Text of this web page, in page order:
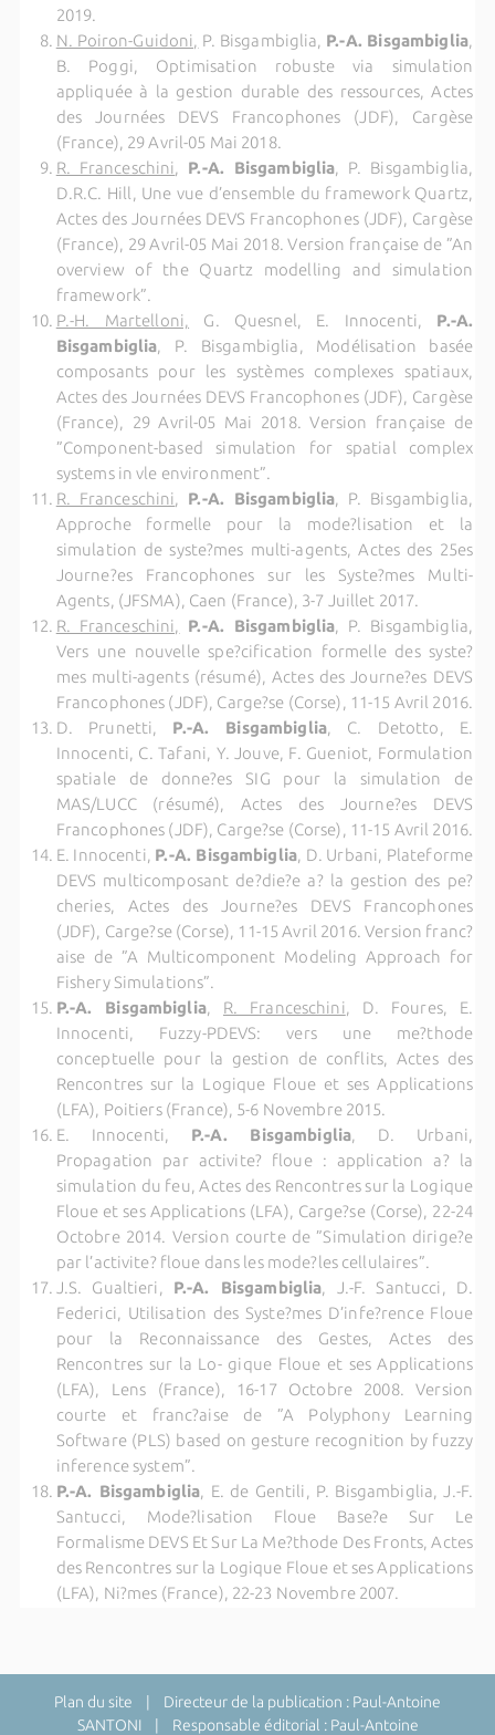
2019.
N. Poiron-Guidoni, P. Bisgambiglia, P.-A. Bisgambiglia,
B. Poggi, Optimisation robuste via simulation
appliquée à la gestion durable des ressources, Actes
des Journées DEVS Francophones (JDF), Cargèse
(France), 29 Avril-05 Mai 2018.
R. Franceschini, P.-A. Bisgambiglia, P. Bisgambiglia,
D.R.C. Hill, Une vue d’ensemble du framework Quartz,
Actes des Journées DEVS Francophones (JDF), Cargèse
(France), 29 Avril-05 Mai 2018.Version française de ”An
overview of the Quartz modelling and simulation
framework”.
P.-H. Martelloni,
G. Quesnel, E. Innocenti, P.-A.
Bisgambiglia, P. Bisgambiglia, Modélisation basée
composants pour les systèmes complexes spatiaux,
Actes des Journées DEVS Francophones (JDF), Cargèse
(France), 29 Avril-05 Mai 2018. Version française de
”Component-based simulation for spatial complex
systems in vle environment”.
R. Franceschini, P.-A. Bisgambiglia, P. Bisgambiglia,
Approche formelle pour la mode?lisation et la
simulation de syste?mes multi-agents, Actes des 25es
Journe?es Francophones sur les Syste?mes Multi-
Agents, (JFSMA), Caen (France), 3-7 Juillet 2017.
R. Franceschini,
P.-A. Bisgambiglia, P. Bisgambiglia,
Vers une nouvelle spe?cification formelle des syste?
mes multi-agents (résumé), Actes des Journe?es DEVS
Francophones (JDF), Carge?se (Corse), 11-15 Avril 2016.
D. Prunetti, P.-A. Bisgambiglia, C. Detotto, E.
Innocenti, C. Tafani, Y. Jouve, F. Gueniot, Formulation
spatiale de donne?es SIG pour la simulation de
MAS/LUCC (résumé), Actes des Journe?es DEVS
Francophones (JDF), Carge?se (Corse), 11-15 Avril 2016.
E. Innocenti, P.-A. Bisgambiglia, D. Urbani, Plateforme
DEVS multicomposant de?die?e a? la gestion des pe?
cheries, Actes des Journe?es DEVS Francophones
(JDF), Carge?se (Corse), 11-15 Avril 2016.Version franc?
aise de ”A Multicomponent Modeling Approach for
Fishery Simulations”.
P.-A. Bisgambiglia, R. Franceschini, D. Foures, E.
Innocenti, Fuzzy-PDEVS: vers une me?thode
conceptuelle pour la gestion de conflits, Actes des
Rencontres sur la Logique Floue et ses Applications
(LFA), Poitiers (France), 5-6 Novembre 2015.
E. Innocenti, P.-A. Bisgambiglia, D. Urbani,
Propagation par activite? floue : application a? la
simulation du feu, Actes des Rencontres sur la Logique
Floue et ses Applications (LFA), Carge?se (Corse), 22-24
Octobre 2014. Version courte de ”Simulation dirige?e
par l’activite? floue dans les mode?les cellulaires”.
J.S. Gualtieri, P.-A. Bisgambiglia, J.-F. Santucci, D.
Federici, Utilisation des Syste?mes D’infe?rence Floue
pour la Reconnaissance des Gestes, Actes des
Rencontres sur la Lo- gique Floue et ses Applications
(LFA), Lens (France), 16-17 Octobre 2008.Version
courte et franc?aise de ”A Polyphony Learning
Software (PLS) based on gesture recognition by fuzzy
inference system”.
P.-A. Bisgambiglia, E. de Gentili, P. Bisgambiglia, J.-F.
Santucci, Mode?lisation Floue Base?e Sur Le
Formalisme DEVS Et Sur La Me?thode Des Fronts, Actes
des Rencontres sur la Logique Floue et ses Applications
(LFA), Ni?mes (France), 22-23 Novembre 2007.
Plan du site | Directeur de la publication : Paul-Antoine
SANTONI | Responsable éditorial : Paul-Antoine